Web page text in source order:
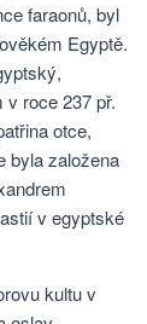
faraonů, byl
Egyptě.
v roce 237 př.
otce,
byla založena
v egyptské
kultu v